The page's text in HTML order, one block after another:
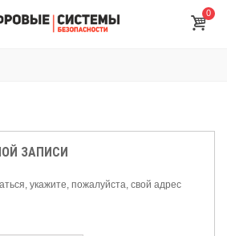
0
ЗАПИСИ
укажите, пожалуйста, свой адрес